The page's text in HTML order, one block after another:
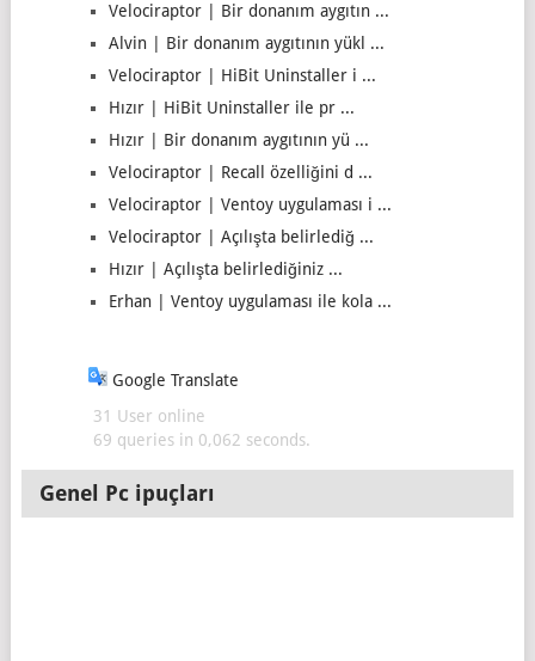
Velociraptor | Bir donanım aygıtın ...
Alvin | Bir donanım aygıtının yükl ...
Velociraptor | HiBit Uninstaller i ...
Hızır | HiBit Uninstaller ile pr ...
Hızır | Bir donanım aygıtının yü ...
Velociraptor | Recall özelliğini d ...
Velociraptor | Ventoy uygulaması i ...
Velociraptor | Açılışta belirlediğ ...
Hızır | Açılışta belirlediğiniz ...
Erhan | Ventoy uygulaması ile kola ...
Google Translate
31 User online
69 queries in 0,062 seconds.
Genel Pc ipuçları